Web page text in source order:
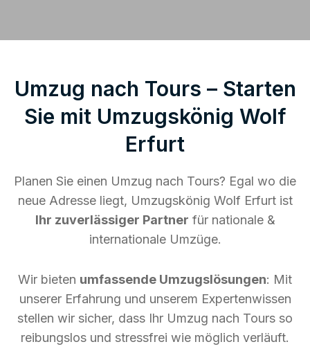
Umzug nach Tours – Starten
Sie mit Umzugskönig Wolf
Erfurt
Planen Sie einen Umzug nach Tours? Egal wo die
neue Adresse liegt, Umzugskönig Wolf Erfurt ist
Ihr zuverlässiger Partner für nationale &
internationale Umzüge.
Wir bieten umfassende Umzugslösungen: Mit
unserer Erfahrung und unserem Expertenwissen
stellen wir sicher, dass Ihr Umzug nach Tours so
reibungslos und stressfrei wie möglich verläuft.